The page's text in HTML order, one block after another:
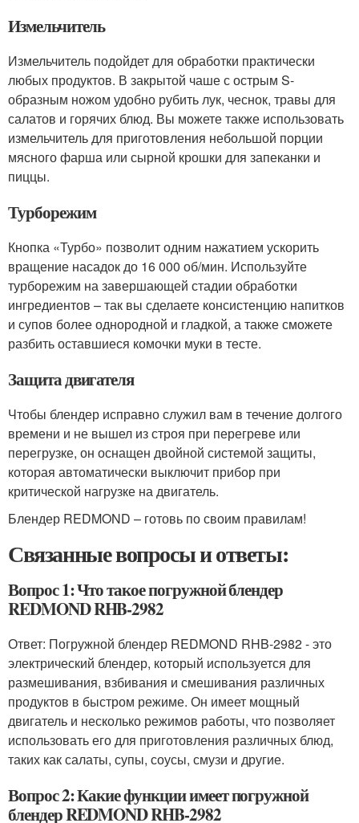
Измельчитель
Измельчитель подойдет для обработки практически
любых продуктов. В закрытой чаше с острым S-
образным ножом удобно рубить лук, чеснок, травы для
салатов и горячих блюд. Вы можете также использовать
измельчитель для приготовления небольшой порции
мясного фарша или сырной крошки для запеканки и
пиццы.
Турборежим
Кнопка «Турбо» позволит одним нажатием ускорить
вращение насадок до 16 000 об/мин. Используйте
турборежим на завершающей стадии обработки
ингредиентов – так вы сделаете консистенцию напитков
и супов более однородной и гладкой, а также сможете
разбить оставшиеся комочки муки в тесте.
Защита двигателя
Чтобы блендер исправно служил вам в течение долгого
времени и не вышел из строя при перегреве или
перегрузке, он оснащен двойной системой защиты,
которая автоматически выключит прибор при
критической нагрузке на двигатель.
Блендер REDMOND – готовь по своим правилам!
Связанные вопросы и ответы:
Вопрос 1: Что такое погружной блендер
REDMOND RHB-2982
Ответ: Погружной блендер REDMOND RHB-2982 - это
электрический блендер, который используется для
размешивания, взбивания и смешивания различных
продуктов в быстром режиме. Он имеет мощный
двигатель и несколько режимов работы, что позволяет
использовать его для приготовления различных блюд,
таких как салаты, супы, соусы, смузи и другие.
Вопрос 2: Какие функции имеет погружной
блендер REDMOND RHB-2982